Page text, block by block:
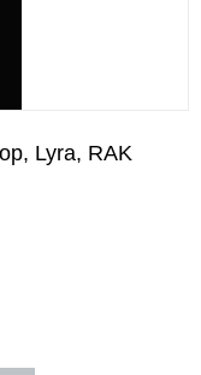
Lyra, RAK